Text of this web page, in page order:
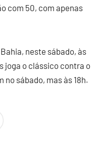
com 50, com apenas
neste sábado, às
joga o clássico contra o
no sábado, mas às 18h.